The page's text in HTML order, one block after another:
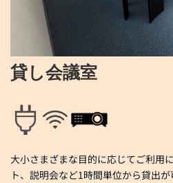
貸し会議室
大小さまざまな目的に応じてご利用
ト、説明会など1時間単位から貸出